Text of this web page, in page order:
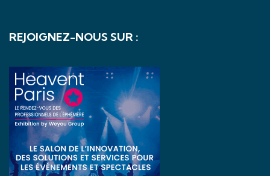
REJOIGNEZ-NOUS SUR :